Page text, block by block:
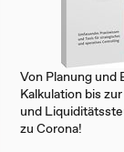
Von Planung und
Kalkulation bis
und
zu Corona!